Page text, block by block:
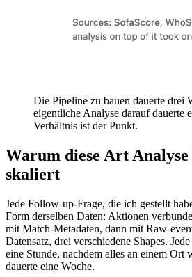
Die Pipeline zu bauen dauerte drei
eigentliche Analyse darauf dauerte
Verhältnis ist der Punkt.
Warum diese Art
skaliert
Jede Follow-up-Frage, die ich gestellt
Form derselben Daten: Aktionen
mit Match-Metadaten, dann mit Raw-
Datensatz, drei verschiedene Shapes.
eine Stunde, nachdem alles an einem Ort
dauerte eine Woche.